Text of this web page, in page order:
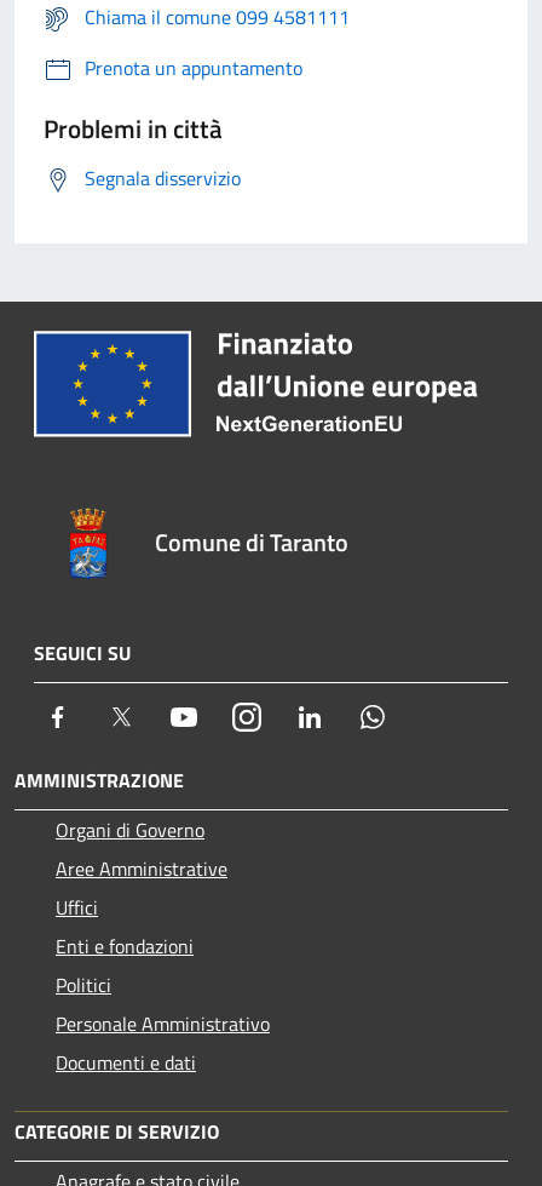
Chiama il comune 099 4581111
Prenota un appuntamento
Problemi in città
Segnala disservizio
Comune di Taranto
SEGUICI SU
Facebook Twitter YoutubeInstagram LinkedIn
AMMINISTRAZIONE
Organi di Governo
Aree Amministrative
Uffici
Enti e fondazioni
Politici
Personale Amministrativo
Documenti e dati
CATEGORIE DI SERVIZIO